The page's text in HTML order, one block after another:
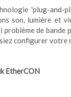
'plug-
son, lumière
de
configurer votre
EtherCON